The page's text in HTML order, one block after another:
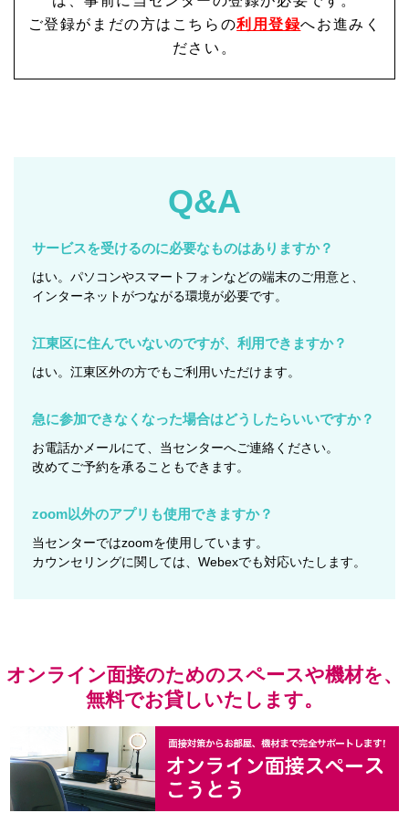
ご登録がまだの方はこちらの利用登録へお進みく
ださい。
Q&A
サービスを受けるのに必要なものはありますか？
はい。パソコンやスマートフォンなどの端末のご用意と、
インターネットがつながる環境が必要です。
江東区に住んでいないのですが、利用できますか？
はい。江東区外の方でもご利用いただけます。
急に参加できなくなった場合はどうしたらいいですか？
お電話かメールにて、当センターへご連絡ください。
改めてご予約を承ることもできます。
zoom以外のアプリも使用できますか？
当センターではzoomを使用しています。
カウンセリングに関しては、Webexでも対応いたします。
オンライン面接のためのスペースや機材を、
無料でお貸しいたします。